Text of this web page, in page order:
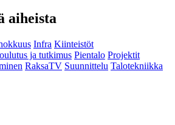
aiheista
Infra Kiinteistöt
ja tutkimus Pientalo Projektit
RaksaTV Suunnittelu Talotekniikka